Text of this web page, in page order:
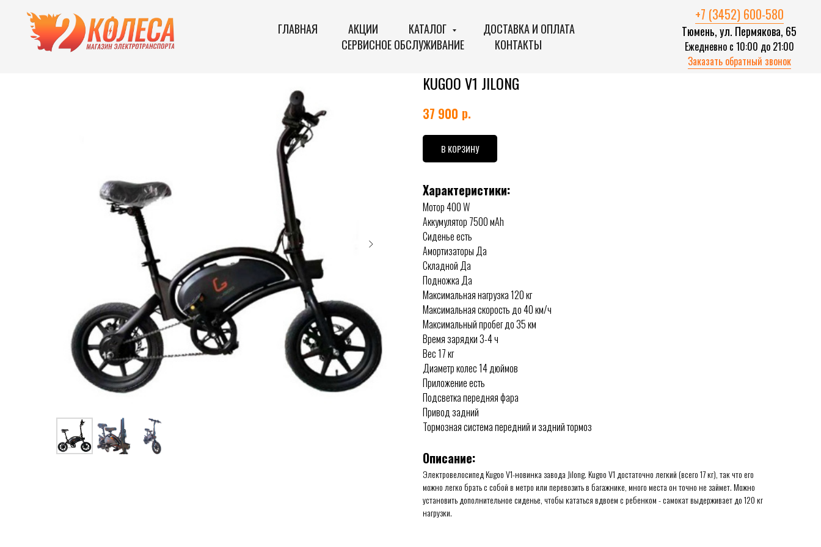
ГЛАВНАЯ АКЦИИ КАТАЛОГ
ДОСТАВКА И ОПЛАТА
СЕРВИСНОЕ ОБСЛУЖИВАНИЕ
КОНТАКТЫ
+7 (3452) 600-580
Тюмень, ул. Пермякова, 65
Ежедневно с 10:00 до 21:00
Заказать обратный звонок
KUGOO V1 JILONG
37 900 р.
В КОРЗИНУ
Характеристики:
Мотор 400 W
Аккумулятор 7500 мАh
Сиденье есть
Амортизаторы Да
Складной Да
Подножка Да
Максимальная нагрузка 120 кг
Максимальная скорость до 40 км/ч
Максимальный пробег до 35 км
Время зарядки 3-4 ч
Вес 17 кг
Диаметр колес 14 дюймов
Приложение есть
Подсветка передняя фара
Привод задний
Тормозная система передний и задний тормоз
Описание:
Электровелосипед Kugoo V1-новинка завода Jilong. Kugoo V1 достаточно легкий (всего 17 кг), так что его
можно легко брать с собой в метро или перевозить в багажнике, много места он точно не займет. Можно
установить дополнительное сиденье, чтобы кататься вдвоем с ребенком - самокат выдерживает до 120 кг
нагрузки.